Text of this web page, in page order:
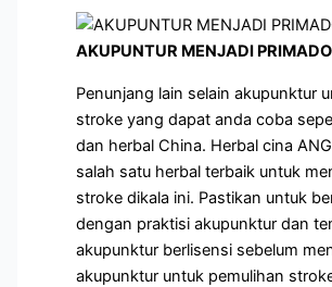
AKUPUNTUR MENJADI
Penunjang lain selain akupunktur
stroke yang dapat anda coba
dan herbal China. Herbal cina
salah satu herbal terbaik untuk
stroke dikala ini. Pastikan untuk
dengan praktisi akupunktur dan
akupunktur berlisensi sebelum
akupunktur untuk pemulihan